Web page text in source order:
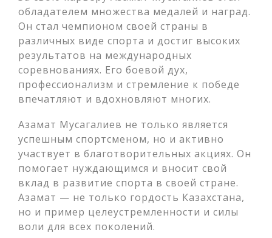
обладателем множества медалей и наград.
Он стал чемпионом своей страны в
различных виде спорта и достиг высоких
результатов на международных
соревнованиях. Его боевой дух,
профессионализм и стремление к победе
впечатляют и вдохновляют многих.
Азамат Мусагалиев не только является
успешным спортсменом, но и активно
участвует в благотворительных акциях. Он
помогает нуждающимся и вносит свой
вклад в развитие спорта в своей стране.
Азамат — не только гордость Казахстана,
но и пример целеустремленности и силы
воли для всех поколений.